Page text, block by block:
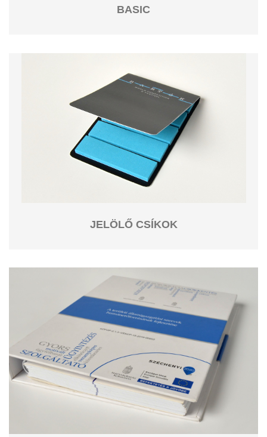
BASIC
JELÖLŐ CSÍKOK